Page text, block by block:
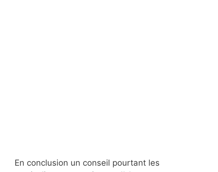
En conclusion un conseil pourtant les